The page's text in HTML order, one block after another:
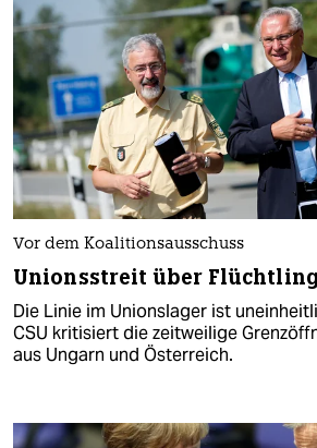
Vor dem Koalitionsausschuss
Unionsstreit über
Die Linie im Unionslager ist
CSU kritisiert die zeitweilige
aus Ungarn und Österreich.